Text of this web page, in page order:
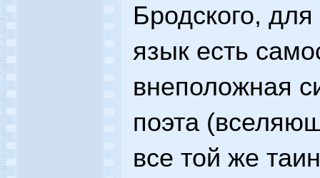
Бродского, для
язык есть
внеположная
поэта
все той же